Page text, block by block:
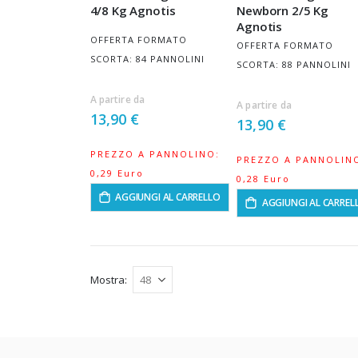
4/8 Kg Agnotis
OFFERTA FORMATO
SCORTA: 84 PANNOLINI
A partire da
13,90 €
PREZZO A PANNOLINO:
0,29 Euro
AGGIUNGI AL CARRELLO
Newborn 2/5 Kg
Agnotis
OFFERTA FORMATO
SCORTA: 88 PANNOLINI
A partire da
13,90 €
PREZZO A
0,28 Euro
AGGIUNGI AL
Mostra